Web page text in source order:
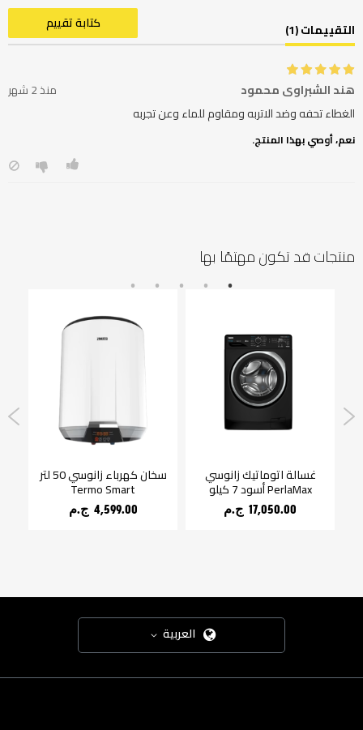
التقييمات (1) كتابة تقييم
هند الشبراوي محمود
منذ 2 شهر
الغطاء تحفه وضد الاتربه ومقاوم للماء وعن تجربه
نعم، أوصي بهذا المنتج.
منتجات قد تكون مهتمًا بها
غسالة اتوماتيك زانوسي
PerlaMax أسود 7 كيلو
17,050.00 ج.م‏
سخان كهرباء زانوسي 50 لتر
Termo Smart
4,599.00 ج.م‏
العربية